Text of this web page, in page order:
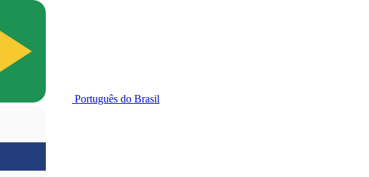
Português do Brasil